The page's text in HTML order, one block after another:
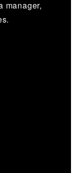
manager,